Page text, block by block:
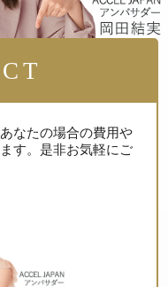
あなたの場合の費用や
す。 是非お気軽にご